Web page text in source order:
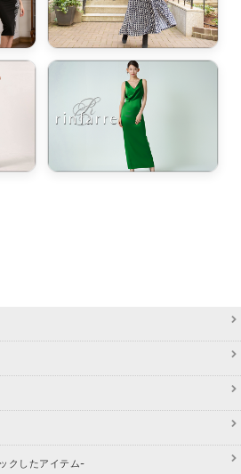
クしたアイテム-